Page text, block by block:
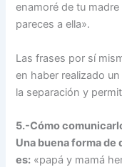
enamoré de tu
pareces a ella».
Las frases por sí
en haber realizado
la separación y
5.-Cómo
Una buena forma de
es: «papá y mamá